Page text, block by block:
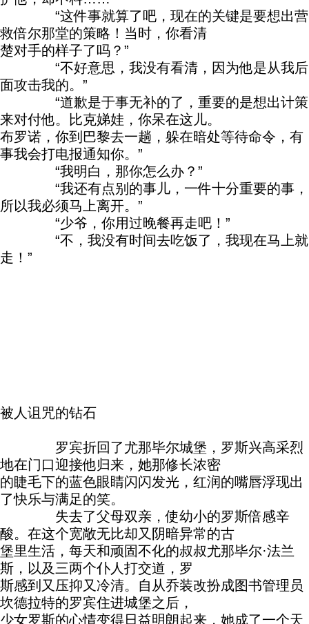
“这件事就算了吧，现在的关键是要想出营
救倍尔那堂的策略！当时，你看清
楚对手的样子了吗？”
“不好意思，我没有看清，因为他是从我后
面攻击我的。”
“道歉是于事无补的了，重要的是想出计策
来对付他。比克娣娃，你呆在这儿。
布罗诺，你到巴黎去一趟，躲在暗处等待命令，有
事我会打电报通知你。”
“我明白，那你怎么办？”
“我还有点别的事儿，一件十分重要的事，
所以我必须马上离开。”
“少爷，你用过晚餐再走吧！”
“不，我没有时间去吃饭了，我现在马上就
走！”
被人诅咒的钻石
罗宾折回了尤那毕尔城堡，罗斯兴高采烈
地在门口迎接他归来，她那修长浓密
的睫毛下的蓝色眼睛闪闪发光，红润的嘴唇浮现出
了快乐与满足的笑。
失去了父母双亲，使幼小的罗斯倍感辛
酸。在这个宽敞无比却又阴暗异常的古
堡里生活，每天和顽固不化的叔叔尤那毕尔·法兰
斯，以及三两个仆人打交道，罗
斯感到又压抑又冷清。自从乔装改扮成图书管理员
坎德拉特的罗宾住进城堡之后，
少女罗斯的心情变得日益明朗起来，她成了一个天